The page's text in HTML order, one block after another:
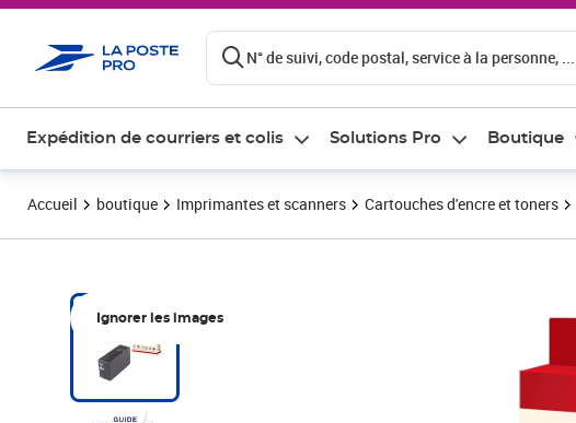
N° de suivi, code postal, service à la personne, ...
Expédition de courriers et colis Solutions Pro Boutique
Accueil boutique Imprimantes et scanners Cartouches d'encre et toners
Ignorer les images